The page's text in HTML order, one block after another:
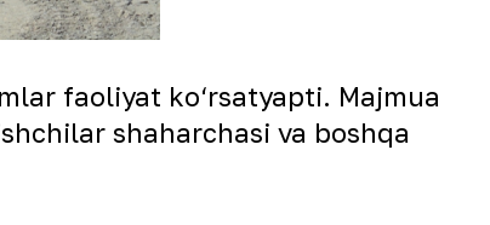
faoliyat ko‘rsatyapti. Majmua
shaharchasi va boshqa